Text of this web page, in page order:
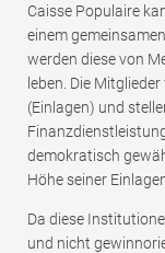
Caisse Populaire
einem
werden diese von
leben. Die
(Einlagen) und
demokratisch
Höhe seiner
Da diese
und nicht